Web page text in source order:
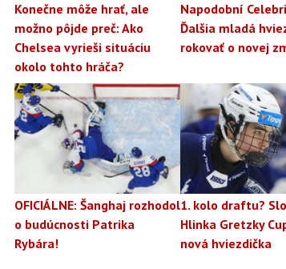
Konečne môže hrať, ale
možno pôjde preč: Ako
Chelsea vyrieši situáciu
okolo tohto hráča?
Napodobní
Ďalšia mladá
rokovať o novej
OFICIÁLNE: Šanghaj rozhodol
o budúcnosti Patrika
Rybára!
1. kolo draftu?
Hlinka Gretzky
nová hviezdička